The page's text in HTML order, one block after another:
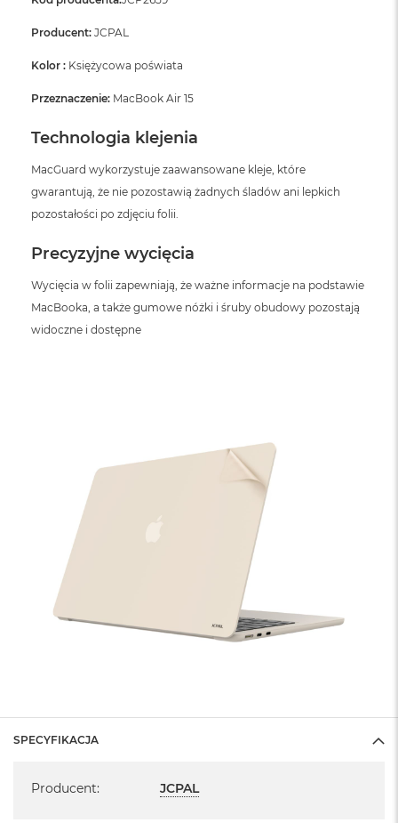
Producent: JCPAL
Kolor : Księżycowa poświata
Przeznaczenie: MacBook Air 15
Technologia klejenia
MacGuard wykorzystuje zaawansowane kleje, które
gwarantują, że nie pozostawią żadnych śladów ani lepkich
pozostałości po zdjęciu folii.
Precyzyjne wycięcia
Wycięcia w folii zapewniają, że ważne informacje na podstawie
MacBooka, a także gumowe nóżki i śruby obudowy pozostają
widoczne i dostępne
SPECYFIKACJA
Producent: JCPAL